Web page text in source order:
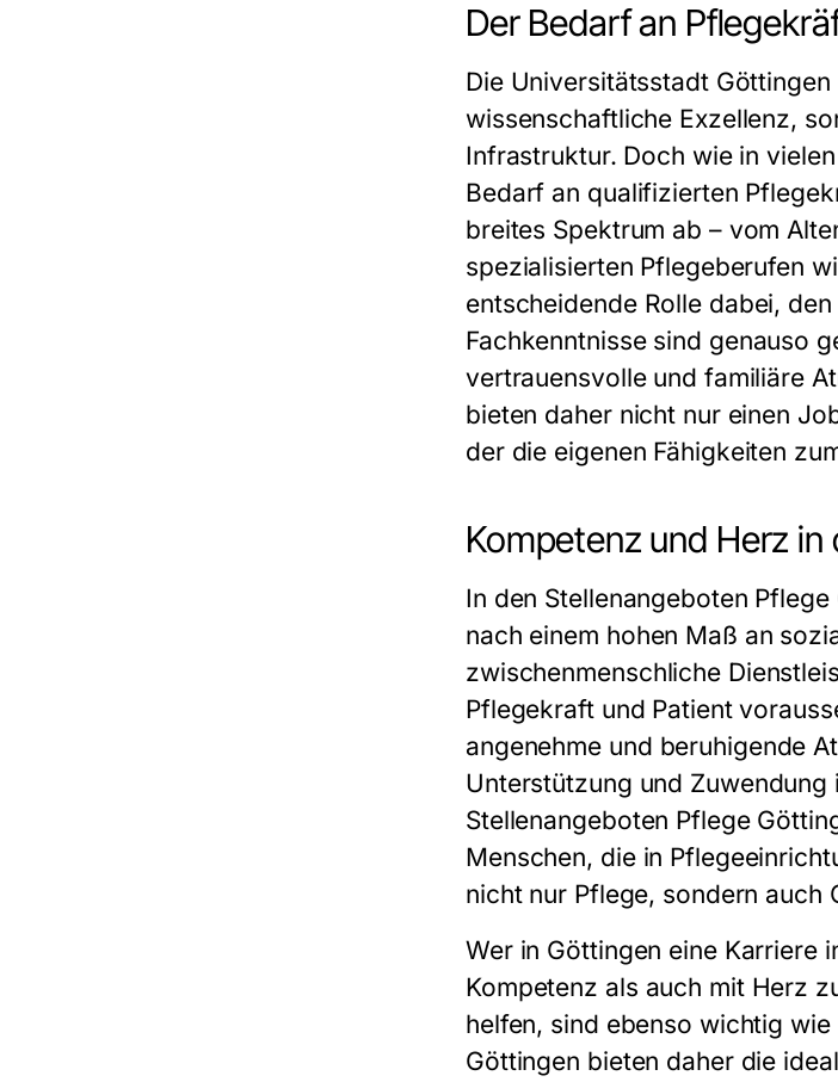
Der Bedarf an
Die Universitätsstadt
wissenschaftliche Exzellenz,
Infrastruktur. Doch wie in
Bedarf an qualifizierten
breites Spektrum ab – vom
spezialisierten Pflegeberufen
entscheidende Rolle dabei,
Fachkenntnisse sind genauso
vertrauensvolle und familiäre
bieten daher nicht nur einen
der die eigenen Fähigkeiten
Kompetenz und Herz in
In den Stellenangeboten Pflege
nach einem hohen Maß an
zwischenmenschliche
Pflegekraft und Patient
angenehme und beruhigende
Unterstützung und
Stellenangeboten Pflege
Menschen, die in
nicht nur Pflege, sondern auch
Wer in Göttingen eine Karriere
Kompetenz als auch mit Herz
helfen, sind ebenso wichtig
Göttingen bieten daher die